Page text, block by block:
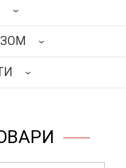
25х25 мм.
плита
плити